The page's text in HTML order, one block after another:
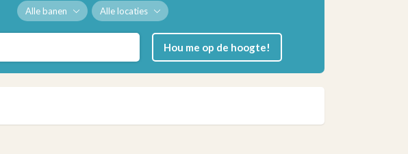
Alle banen Alle locaties
Hou me op de hoogte!